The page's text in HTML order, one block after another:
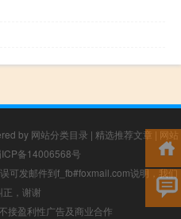
by 网站分类目录 | 精选推荐文章 | 网站
备14006568号
可发邮件到f_fb#foxmail.com说明，我们
正，谢谢
接盈利性广告及商业合作